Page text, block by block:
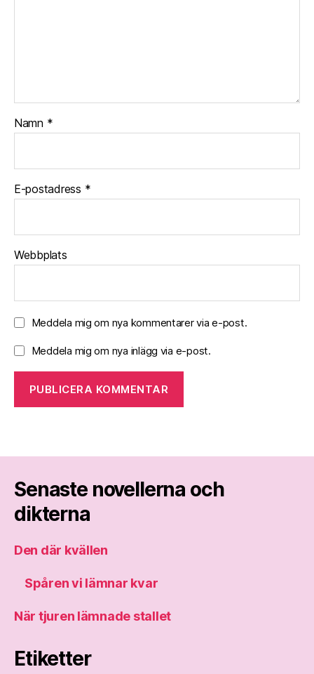
Namn *
E-postadress *
Webbplats
Meddela mig om nya kommentarer via e-post.
Meddela mig om nya inlägg via e-post.
Senaste novellerna och
dikterna
Den där kvällen
Spåren vi lämnar kvar
När tjuren lämnade stallet
Etiketter